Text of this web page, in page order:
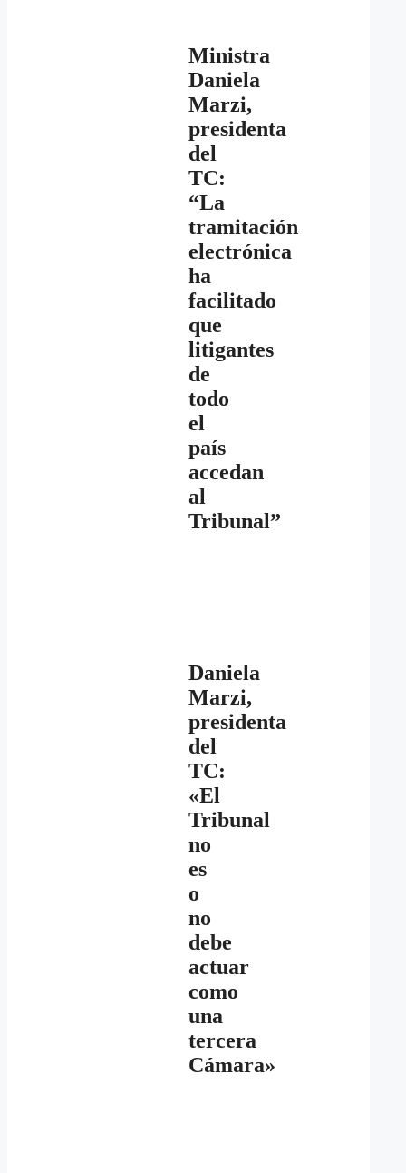
Ministra
Daniela
Marzi,
presidenta
del
TC:
“La
tramitación
electrónica
ha
facilitado
que
litigantes
de
todo
el
país
accedan
al
Tribunal”
Daniela
Marzi,
presidenta
del
TC:
«El
Tribunal
no
es
o
no
debe
actuar
como
una
tercera
Cámara»